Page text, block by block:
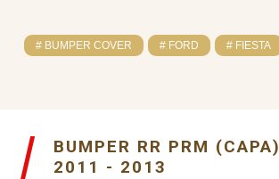
# BUMPER COVER # FORD # FIESTA
BUMPER RR PRM (CAPA)
2011 - 2013